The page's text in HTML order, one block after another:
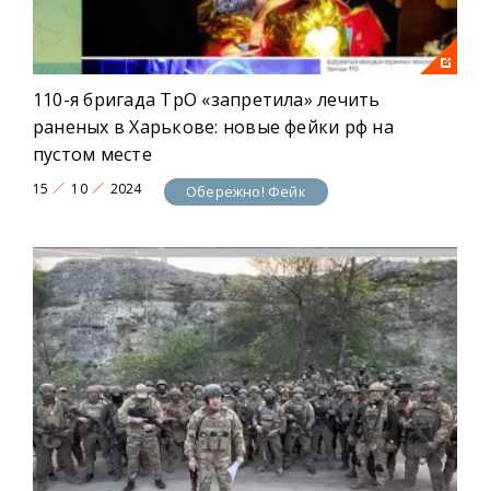
110-я бригада ТрО «запретила» лечить
раненых в Харькове: новые фейки рф на
пустом месте
15 10 2024 Обережно! Фейк